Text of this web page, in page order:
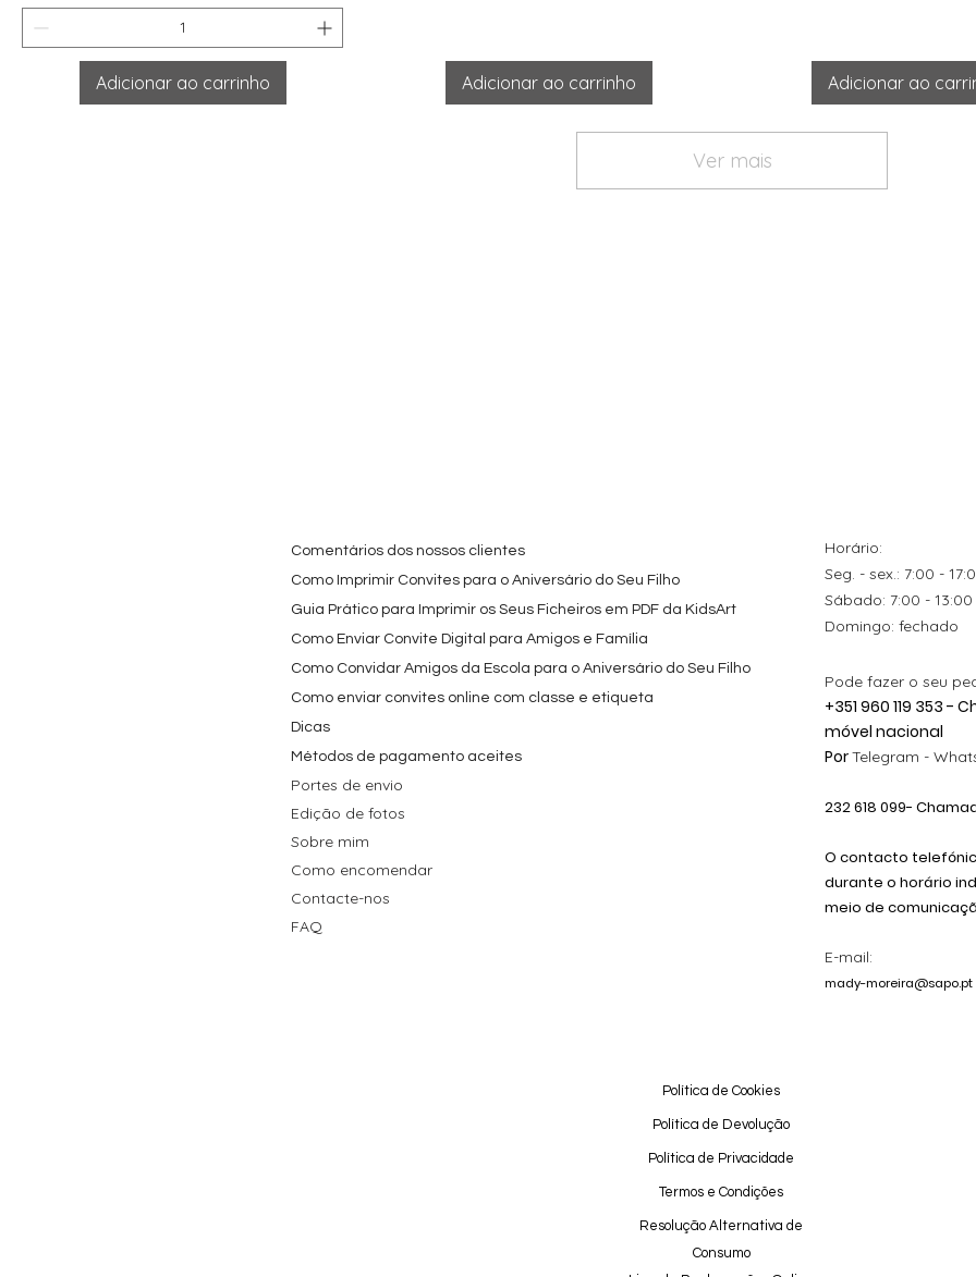
Adicionar ao carrinho Adicionar ao carrinho Adicionar ao
Ver mais
Comentários dos nossos clientes
Como Imprimir Convites para o Aniversário do Seu Filho
Guia Prático para Imprimir os Seus Ficheiros em PDF da KidsArt
Como Enviar Convite Digital para Amigos e Família
Como Convidar Amigos da Escola para o Aniversário do Seu Filho
Como enviar convites online com classe e etiqueta
Dicas
Métodos de pagamento aceites
Portes de envio
Edição de fotos
Sobre mim
Como encomendar
Contacte-nos
FAQ
Horário:
Seg. - sex.: 7:00 -
​​Sábado: 7:00 - 13:00
​Domingo: fechado
Pode fazer o seu
+351 960 119 353 -
móvel nacional
PorTelegram -
232 618 099-
O contacto
durante o horário
meio de
E-mail:
mady-moreira@sapo.pt
Política de Cookies
Política de Devolução
Política de Privacidade
Termos e Condições
Resolução Alternativa de
Consumo